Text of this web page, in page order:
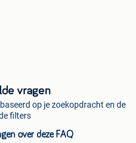
vragen
op je zoekopdracht en de
filters
over deze FAQ